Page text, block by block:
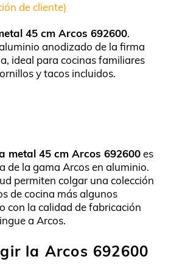
de cliente)
45 cm Arcos 692600.
anodizado de la firma
ideal para cocinas familiares
y tacos incluidos.
metal 45 cm Arcos 692600es
de la gama Arcos en aluminio.
permiten colgar una colección
de cocina más algunos
con la calidad de fabricación
a Arcos.
la Arcos 692600